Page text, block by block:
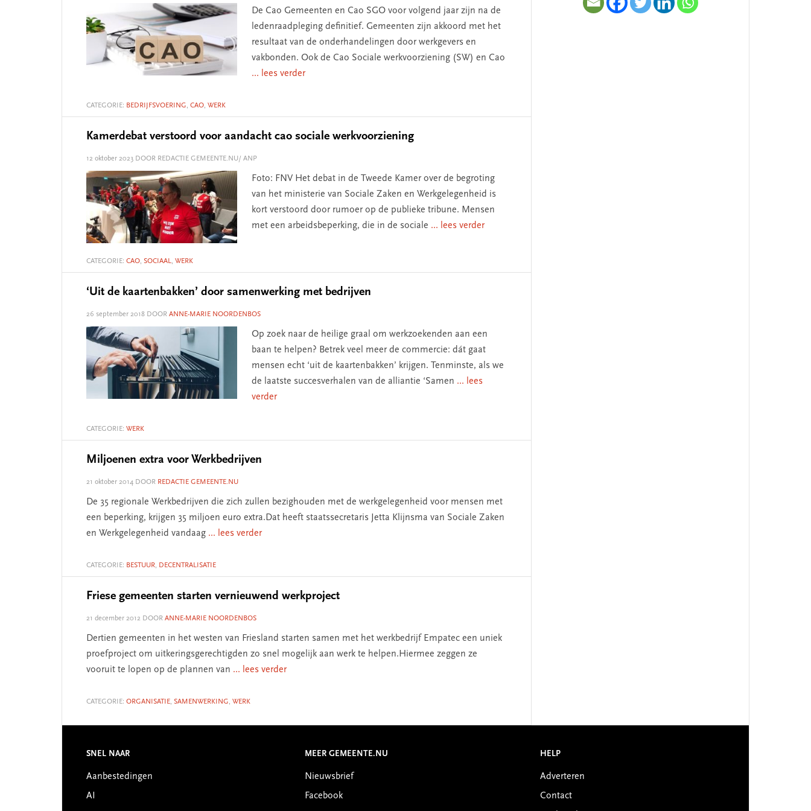
De Cao Gemeenten en Cao SGO voor volgend jaar zijn na de
ledenraadpleging definitief. Gemeenten zijn akkoord met het
resultaat van de onderhandelingen door werkgevers en
vakbonden. Ook de Cao Sociale werkvoorziening (SW) en Cao
... lees verder
CATEGORIE: BEDRIJFSVOERING, CAO, WERK
Kamerdebat verstoord voor aandacht cao sociale werkvoorziening
12 oktober 2023 DOOR REDACTIE GEMEENTE.NU/ ANP
Foto: FNV Het debat in de Tweede Kamer over de begroting
van het ministerie van Sociale Zaken en Werkgelegenheid is
kort verstoord door rumoer op de publieke tribune. Mensen
met een arbeidsbeperking, die in de sociale ... lees verder
CATEGORIE: CAO, SOCIAAL, WERK
‘Uit de kaartenbakken’ door samenwerking met bedrijven
26 september 2018 DOOR ANNE-MARIE NOORDENBOS
Op zoek naar de heilige graal om werkzoekenden aan een
baan te helpen? Betrek veel meer de commercie: dát gaat
mensen echt ‘uit de kaartenbakken’ krijgen. Tenminste, als we
de laatste succesverhalen van de alliantie ‘Samen ... lees
verder
CATEGORIE: WERK
Miljoenen extra voor Werkbedrijven
21 oktober 2014 DOOR REDACTIE GEMEENTE.NU
De 35 regionale Werkbedrijven die zich zullen bezighouden met de werkgelegenheid voor mensen met
een beperking, krijgen 35 miljoen euro extra.Dat heeft staatssecretaris Jetta Klijnsma van Sociale Zaken
en Werkgelegenheid vandaag ... lees verder
CATEGORIE: BESTUUR, DECENTRALISATIE
Friese gemeenten starten vernieuwend werkproject
21 december 2012 DOOR ANNE-MARIE NOORDENBOS
Dertien gemeenten in het westen van Friesland starten samen met het werkbedrijf Empatec een uniek
proefproject om uitkeringsgerechtigden zo snel mogelijk aan werk te helpen.Hiermee zeggen ze
vooruit te lopen op de plannen van ... lees verder
CATEGORIE: ORGANISATIE, SAMENWERKING, WERK
Footer
SNEL NAAR
Aanbestedingen
AI
MEER GEMEENTE.NU
Nieuwsbrief
Facebook
HELP
Adverteren
Contact